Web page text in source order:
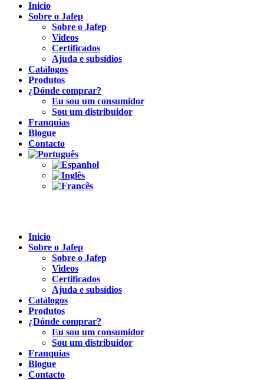
Inicio
Sobre o Jafep
Sobre o Jafep
Videos
Certificados
Ajuda e subsídios
Catálogos
Produtos
¿Dónde comprar?
Eu sou um consumidor
Sou um distribuidor
Franquias
Blogue
Contacto
Inicio
Sobre o Jafep
Sobre o Jafep
Videos
Certificados
Ajuda e subsídios
Catálogos
Produtos
¿Dónde comprar?
Eu sou um consumidor
Sou um distribuidor
Franquias
Blogue
Contacto